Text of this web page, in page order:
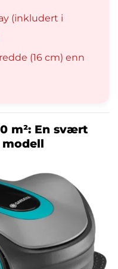
(inkludert i
(16 cm) enn
m²: En svært